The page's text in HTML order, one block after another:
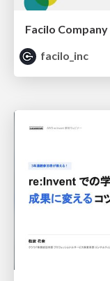
Facilo Company
facilo_inc